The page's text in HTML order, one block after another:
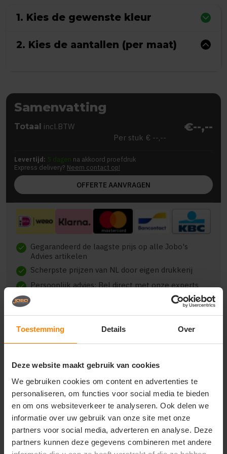
Toestemming Details Over
Deze website maakt gebruik van cookies
We gebruiken cookies om content en advertenties te
personaliseren, om functies voor social media te bieden
en om ons websiteverkeer te analyseren. Ook delen we
informatie over uw gebruik van onze site met onze
partners voor social media, adverteren en analyse. Deze
partners kunnen deze gegevens combineren met andere
1. Kies de gewenste kleur
2. Kies de aantallen (per maat)
Samenvatting
Totaal incl.BTW €--,--
Per stuk € --,--
Levertijd: 5 dagen na akkoord proefdruk
Express delivery? Neem contact op!
OFFERTE AANVRAGEN
check Gegarandeerd de laagste prijs op alle Jobo's
Advies artikelen
check Scherpste prijzen van NL door eigen drukkerij
check Persoonlijk advies: Bel direct met onze experts
gp-69 falconetti transparante pvc paraplu. 14 mm
zwarte stok en glasfiber frame, diam. 110 cm, v.v.
zwarte piping.